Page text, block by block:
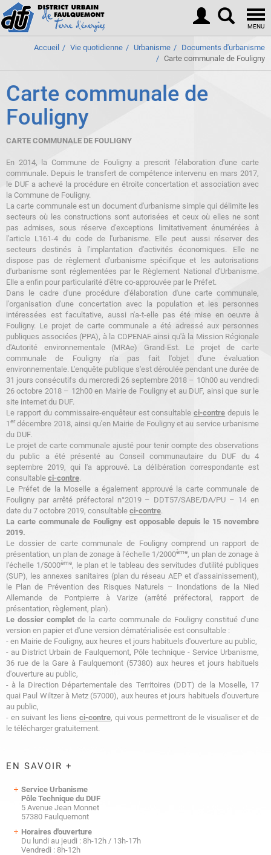
MENU
Accueil Vie quotidienne Urbanisme
Documents d'urbanisme
Carte communale de Fouligny
Carte communale de
Fouligny
CARTE COMMUNALE DE FOULIGNY
En 2014, la Commune de Fouligny a prescrit l'élaboration d'une carte
communale. Depuis le transfert de compétence intervenu en mars 2017,
le DUF a achevé la procédure en étroite concertation et association avec
la Commune de Fouligny.
La carte communale est un document d'urbanisme simple qui délimite les
secteurs où les constructions sont autorisées et ceux où elles ne sont
pas admises, sous réserve d'exceptions limitativement énumérées à
l'article L161-4 du code de l'urbanisme. Elle peut aussi réserver des
secteurs destinés à l'implantation d'activités économiques. Elle ne
dispose pas de règlement d'urbanisme spécifique et les autorisations
d'urbanisme sont réglementées par le Règlement National d'Urbanisme.
Elle a enfin pour particularité d'être co-approuvée par le Préfet.
Dans le cadre d'une procédure d'élaboration d'une carte communale,
l'organisation d'une concertation avec la population et les personnes
intéressées est facultative, aussi n'a-t-elle pas été mise en oeuvre à
Fouligny. Le projet de carte communale a été adressé aux personnes
publiques associées (PPA), à la CDPENAF ainsi qu'à la Mission Régionale
d'Autorité environnementale (MRAe) Grand-Est. Le projet de carte
communale de Fouligny n'a pas fait l'objet d'une évaluation
environnementale. L'enquête publique s'est déroulée pendant une durée de
31 jours consécutifs du mercredi 26 septembre 2018 – 10h00 au vendredi
26 octobre 2018 – 12h00 en Mairie de Fouligny et au DUF, ainsi que sur le
site internet du DUF.
Le rapport du commissaire-enquêteur est consultableci-contre depuis le
1er décembre 2018, ainsi qu'en Mairie de Fouligny et au service urbanisme
du DUF.
Le projet de carte communale ajusté pour tenir compte des observations
du public a été présenté au Conseil communautaire du DUF du 4
septembre 2019, qui l'a approuvé. La délibération correspondante est
consultable ci-contre.
Le Préfet de la Moselle a également approuvé la carte communale de
Fouligny par arrêté préfectoral n°2019 – DDT57/SABE/DA/PU – 14 en
date du 7 octobre 2019, consultable ci-contre.
La carte communale de Fouligny est opposable depuis le 15 novembre
2019.
Le dossier de carte communale de Fouligny comprend un rapport de
présentation, un plan de zonage à l'échelle 1/2000ème, un plan de zonage à
l'échelle 1/5000ème, le plan et le tableau des servitudes d'utilité publiques
(SUP), les annexes sanitaires (plan du réseau AEP et d'assainissement),
le Plan de Prévention des Risques Naturels – Inondations de la Nied
Allemande de Pontpierre à Varize (arrêté préfectoral, rapport de
présentation, règlement, plan).
Le dossier complet de la carte communale de Fouligny constitué d'une
version en papier et d'une version dématérialisée est consultable :
- en Mairie de Fouligny, aux heures et jours habituels d'ouverture au public,
- au District Urbain de Faulquemont, Pôle technique - Service Urbanisme,
36 rue de la Gare à Faulquemont (57380) aux heures et jours habituels
d'ouverture au public,
- à la Direction Départementale des Territoires (DDT) de la Moselle, 17
quai Paul Wiltzer à Metz (57000), aux heures et jours habituels d'ouverture
au public,
- en suivant les liensci-contre, qui vous permettront de le visualiser et de
le télécharger gratuitement.
EN SAVOIR +
Service Urbanisme
Pôle Technique du DUF
5 Avenue Jean Monnet
57380 Faulquemont
Horaires d'ouverture
Du lundi au jeudi : 8h-12h / 13h-17h
Vendredi : 8h-12h